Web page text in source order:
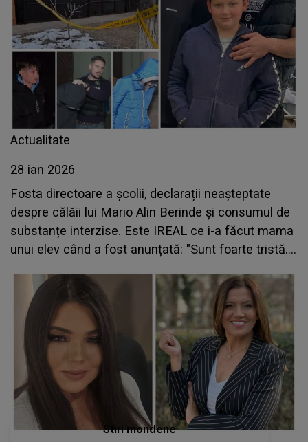
Actualitate
28 ian 2026
Fosta directoare a școlii, declarații neașteptate
despre călăii lui Mario Alin Berinde și consumul de
substanțe interzise. Este IREAL ce i-a făcut mama
unui elev când a fost anunțată: "Sunt foarte tristă.
Stiri mondene